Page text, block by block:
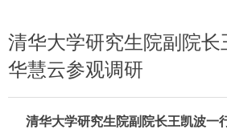
清华大学研究生院副院长
华慧云参观调研
清华大学研究生院副院长王凯波一